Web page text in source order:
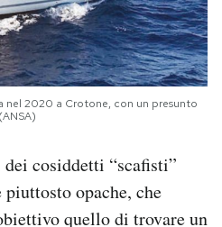
2020 a Crotone, con un presunto
cosiddetti “scafisti”
opache, che
quello di trovare un